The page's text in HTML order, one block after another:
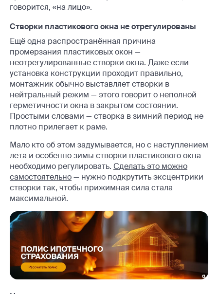
говорится, «на лицо».
Створки пластикового окна не отрегулированы
Ещё одна распространённая причина
промерзания пластиковых окон —
неотрегулированные створки окна. Даже если
установка конструкции проходит правильно,
монтажник обычно выставляет створки в
нейтральный режим — этого говорит о неполной
герметичности окна в закрытом состоянии.
Простыми словами — створка в зимний период не
плотно прилегает к раме.
Мало кто об этом задумывается, но с наступлением
лета и особенно зимы створки пластикового окна
необходимо регулировать. Сделать это можно
самостоятельно— нужно подкрутить эксцентрики
створки так, чтобы прижимная сила стала
максимальной.